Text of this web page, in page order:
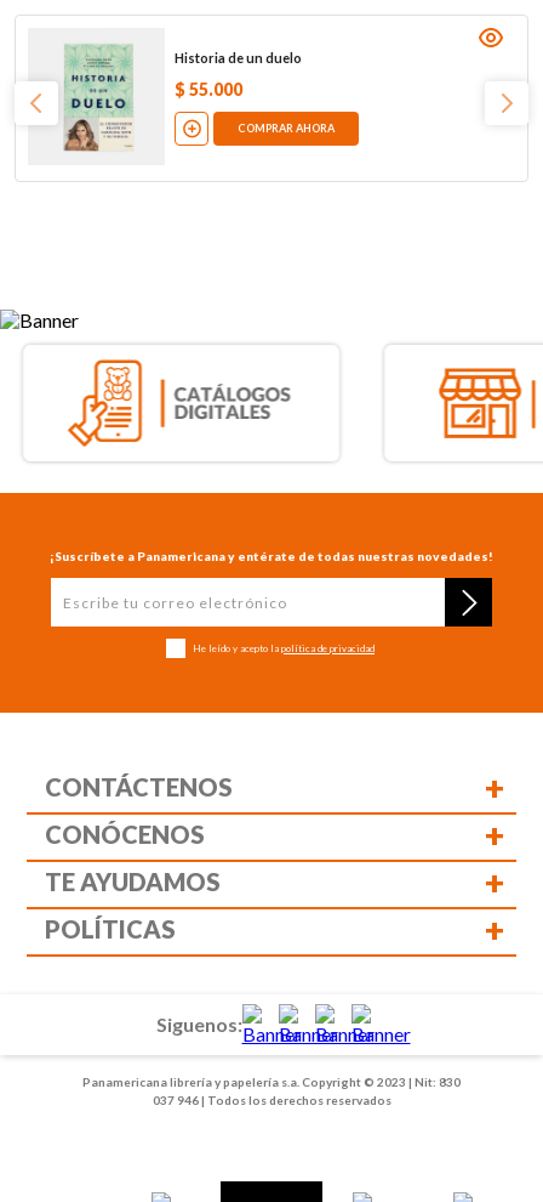
Historia de un duelo
$ 55.000
COMPRAR AHORA
¡Suscríbete a Panamericana y entérate de todas nuestras novedades!
He leído y acepto la política de privacidad
CONTÁCTENOS +
CONÓCENOS +
TE AYUDAMOS +
POLÍTICAS +
Panamericana librería y papelería s.a. Copyright © 2023 | Nit: 830
037 946 | Todos los derechos reservados
Siguenos: